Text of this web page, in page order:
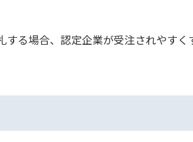
る場合、認定企業が受注されやす